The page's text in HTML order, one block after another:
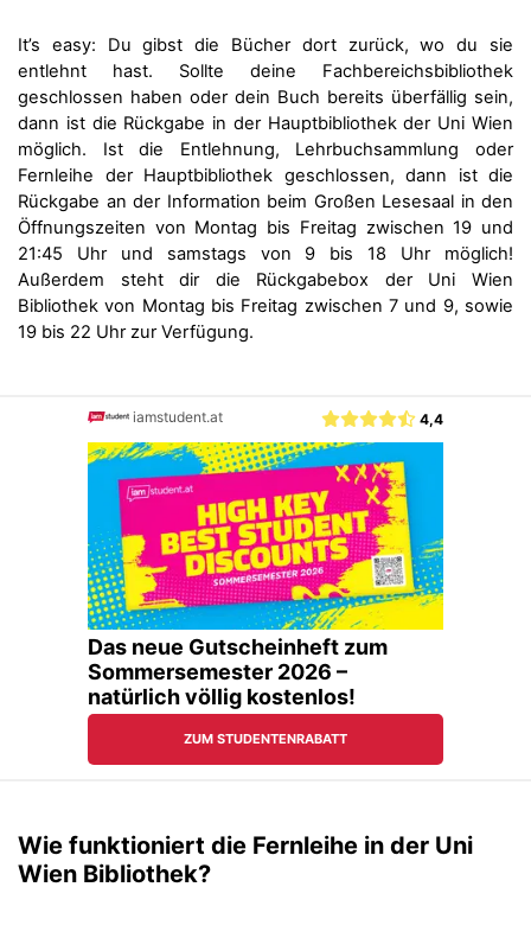
It’s easy: Du gibst die Bücher dort zurück, wo du sie
entlehnt hast. Sollte deine Fachbereichsbibliothek
geschlossen haben oder dein Buch bereits überfällig sein,
dann ist die Rückgabe in der Hauptbibliothek der Uni Wien
möglich. Ist die Entlehnung, Lehrbuchsammlung oder
Fernleihe der Hauptbibliothek geschlossen, dann ist die
Rückgabe an der Information beim Großen Lesesaal in den
Öffnungszeiten von Montag bis Freitag zwischen 19 und
21:45 Uhr und samstags von 9 bis 18 Uhr möglich!
Außerdem steht dir die Rückgabebox der Uni Wien
Bibliothek von Montag bis Freitag zwischen 7 und 9, sowie
19 bis 22 Uhr zur Verfügung.
Wie funktioniert die Fernleihe in der Uni
Wien Bibliothek?